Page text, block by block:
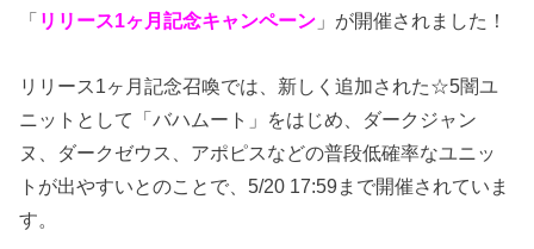
「 リリース1ヶ月記念キャンペーン 」が開催されました！
リリース1ヶ月記念召喚では、新しく追加された☆5闇ユ
ニットとして「バハムート」をはじめ、ダークジャン
ヌ、ダークゼウス、アポピスなどの普段低確率なユニッ
トが出やすいとのことで、5/20 17:59まで開催されていま
す。